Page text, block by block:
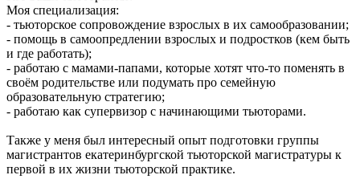
Моя специализация:
- тьюторское сопровождение взрослых в их самообразовании;
- помощь в самоопредлении взрослых и подростков (кем быть
и где работать);
- работаю с мамами-папами, которые хотят что-то поменять в
своём родительстве или подумать про семейную
образовательную стратегию;
- работаю как супервизор с начинающими тьюторами.
Также у меня был интересный опыт подготовки группы
магистрантов екатеринбургской тьюторской магистратуры к
первой в их жизни тьюторской практике.